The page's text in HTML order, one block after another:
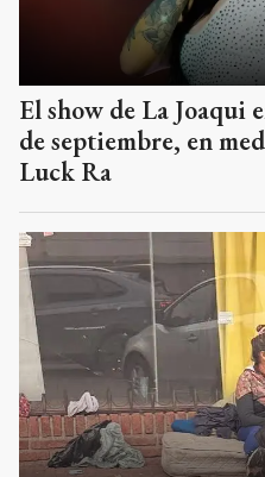
El show de La Joaqui
de septiembre, en
Luck Ra